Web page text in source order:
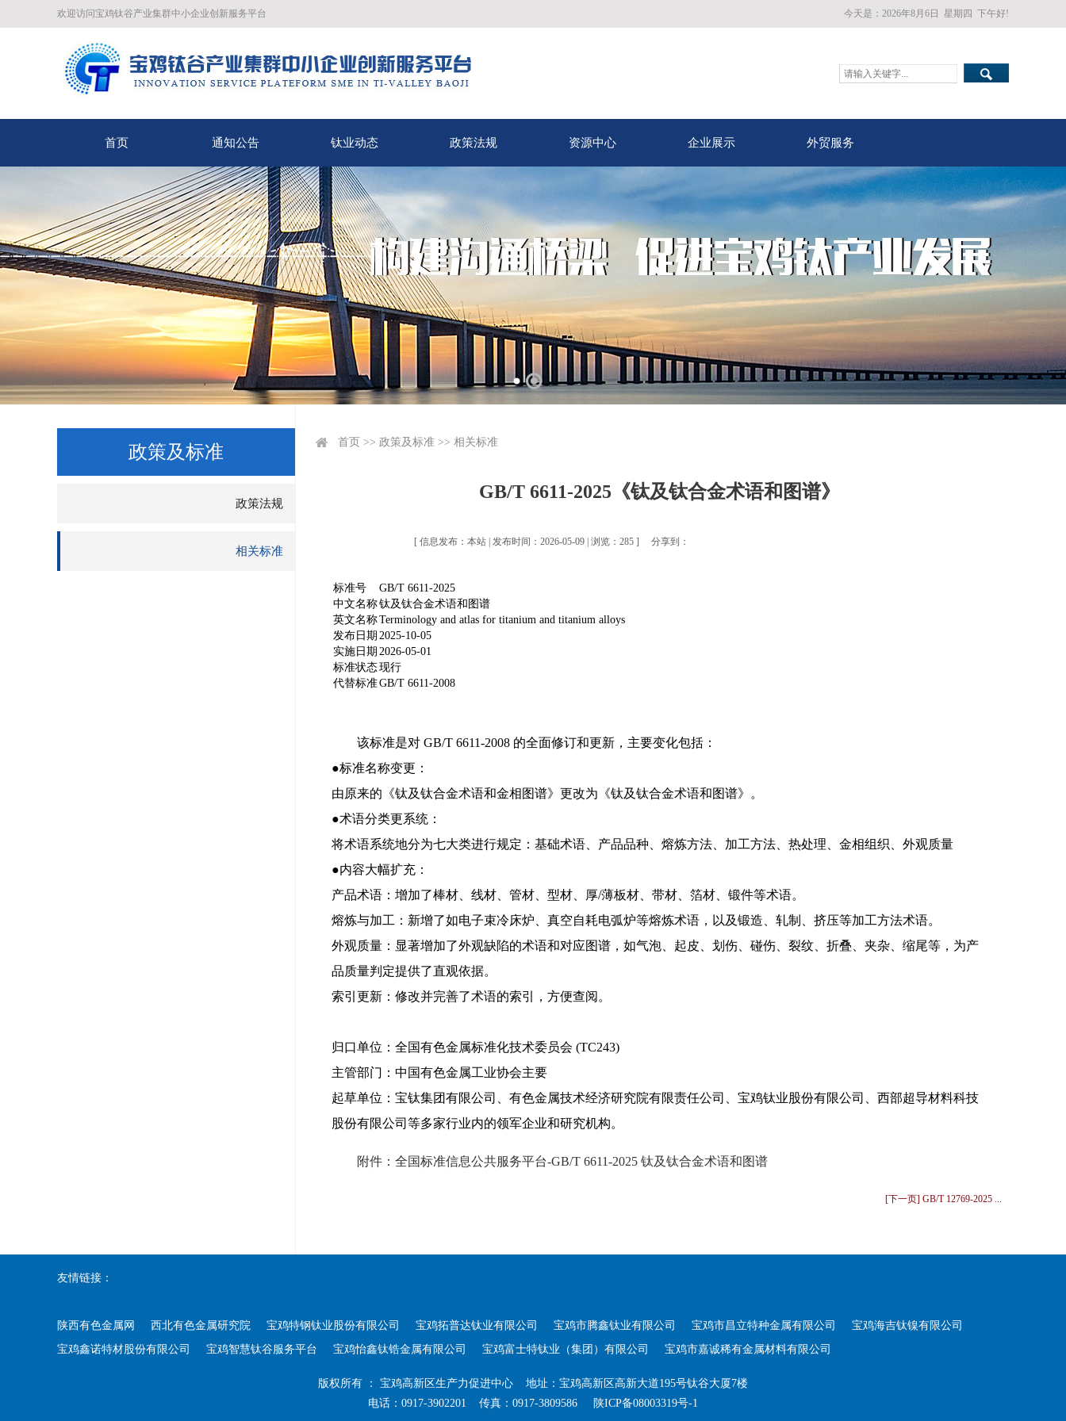
欢迎访问宝鸡钛谷产业集群中小企业创新服务平台 今天是： 2026年8月6日 星期四 下午好!
首页 通知公告 钛业动态 政策法规 资源中心 企业展示 外贸服务
政策及标准
政策法规
相关标准
首页 >> 政策及标准 >> 相关标准
GB/T 6611-2025《钛及钛合金术语和图谱》
[ 信息发布：本站 | 发布时间：2026-05-09 | 浏览：285 ] 分享到：
标准号
GB/T 6611-2025
中文名称钛及钛合金术语和图谱
英文名称Terminology and atlas for titanium and titanium alloys
发布日期 2025-10-05
实施日期 2026-05-01
标准状态现行
代替标准GB/T 6611-2008
该标准是对 GB/T 6611-2008 的全面修订和更新，主要变化包括：
●标准名称变更：
由原来的《钛及钛合金术语和金相图谱》更改为《钛及钛合金术语和图谱》。
●术语分类更系统：
将术语系统地分为七大类进行规定：基础术语、产品品种、熔炼方法、加工方法、热处理、金相组织、外观质量
●内容大幅扩充：
产品术语：增加了棒材、线材、管材、型材、厚/薄板材、带材、箔材、锻件等术语。
熔炼与加工：新增了如电子束冷床炉、真空自耗电弧炉等熔炼术语，以及锻造、轧制、挤压等加工方法术语。
外观质量：显著增加了外观缺陷的术语和对应图谱，如气泡、起皮、划伤、碰伤、裂纹、折叠、夹杂、缩尾等，为产
品质量判定提供了直观依据。
索引更新：修改并完善了术语的索引，方便查阅。
归口单位：全国有色金属标准化技术委员会 (TC243)
主管部门：中国有色金属工业协会主要
起草单位：宝钛集团有限公司、有色金属技术经济研究院有限责任公司、宝鸡钛业股份有限公司、西部超导材料科技
股份有限公司等多家行业内的领军企业和研究机构。
附件：全国标准信息公共服务平台-GB/T 6611-2025 钛及钛合金术语和图谱
[下一页] GB/T 12769-2025 ...
友情链接：
陕西有色金属网 西北有色金属研究院 宝鸡特钢钛业股份有限公司 宝鸡拓普达钛业有限公司 宝鸡市腾鑫钛业有限公司 宝鸡市昌立特种金属有限公司
宝鸡海吉钛镍有限公司
宝鸡鑫诺特材股份有限公司
宝鸡智慧钛谷服务平台 宝鸡怡鑫钛锆金属有限公司 宝鸡富士特钛业（集团）有限公司 宝鸡市嘉诚稀有金属材料有限公司
版权所有 ： 宝鸡高新区生产力促进中心 地址：宝鸡高新区高新大道195号钛谷大厦7楼
电话：0917-3902201 传真：0917-3809586
陕ICP备08003319号-1